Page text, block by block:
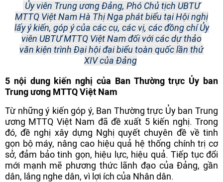
Ủy viên Trung ương Đảng, Phó Chủ tịch UBTƯ
MTTQ Việt Nam Hà Thị Nga phát biểu tạiHội nghị
lấy ý kiến, góp ý của các cụ, các vị, các đồng chí Ủy
viên UBTƯ MTTQ Việt Nam đối với các dự thảo
văn kiện trình Đại hội đại biểu toàn quốc lần thứ
XIV của Đảng
5 nội dung kiến nghị của Ban Thường trực Ủy ban
Trung ương MTTQ Việt Nam
Từ những ý kiến góp ý, Ban Thường trực Ủy ban Trung
ương MTTQ Việt Nam đã đề xuất 5 kiến nghị. Trong
đó, đề nghị xây dựng Nghị quyết chuyên đề về tinh
gọn bộ máy, nâng cao hiệu quả hệ thống chính trị cơ
sở, đảm bảo tinh gọn, hiệu lực, hiệu quả. Tiếp tục đổi
mới mạnh mẽ phương thức lãnh đạo của Đảng, gần
dân, lắng nghe dân, vì lợi ích của Nhân dân.